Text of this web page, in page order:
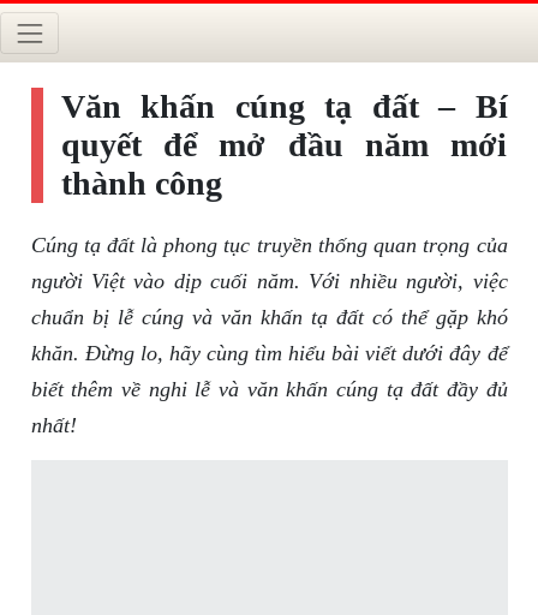
Văn khấn cúng tạ đất – Bí
quyết để mở đầu năm mới
thành công
Cúng tạ đất là phong tục truyền thống quan trọng của
người Việt vào dịp cuối năm. Với nhiều người, việc
chuẩn bị lễ cúng và văn khấn tạ đất có thể gặp khó
khăn. Đừng lo, hãy cùng tìm hiểu bài viết dưới đây để
biết thêm về nghi lễ và văn khấn cúng tạ đất đầy đủ
nhất!